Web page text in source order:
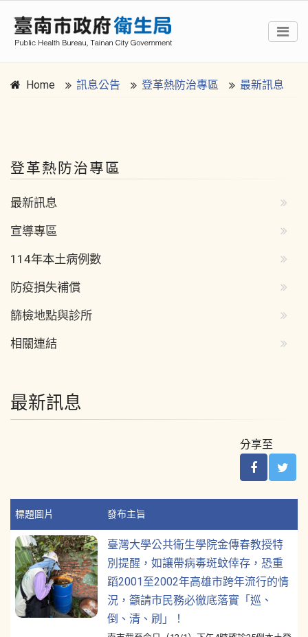
Home 訊息公告 登革熱防治專區 最新訊息
登革熱防治專區
最新訊息
宣導專區
114年本土病例數
防疫損失補償
篩檢地點與診所
相關連結
最新訊息
分享至
標題圖片 發布主旨
臺灣大學公共衛生學院金傳春教授特
別提醒，如讓帶病毒斑蚊倖存，恐重
蹈2001至2002年高雄市跨年流行的情
況，籲請市民務必徹底落實「巡、
倒、清、刷」！